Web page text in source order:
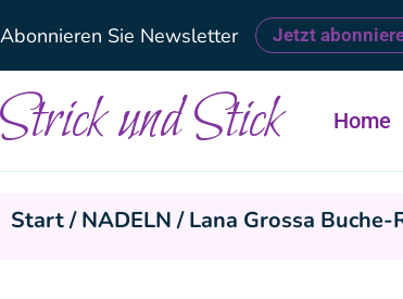
Abonnieren Sie Newsletter Jetzt
Strick und Stick Home
Start/NADELN/ Lana Grossa